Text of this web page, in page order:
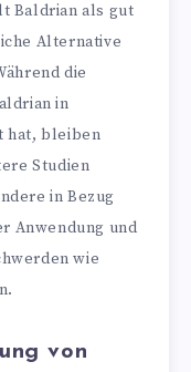
Baldrian als gut
Alternative
die
in
hat, bleiben
Studien
in Bezug
Anwendung und
wie
von